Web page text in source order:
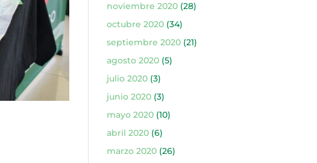
noviembre 2020(28)
octubre 2020(34)
septiembre 2020(21)
agosto 2020(5)
julio 2020(3)
junio 2020(3)
mayo 2020(10)
abril 2020(6)
marzo 2020(26)